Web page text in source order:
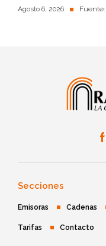
Agosto 6, 2026 Fuente:
Secciones
Emisoras Cadenas
Tarifas Contacto